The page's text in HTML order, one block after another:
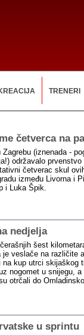
TRENERI
četverca na
Zagrebu (iznenada -
održavalo
četverac skul
između Livorna i
i Luka Špik.
nedjelja
šest
je veslače na različite
na kup utrci skijaškog
nogomet u snijegu,
otrčali do
u sprintu